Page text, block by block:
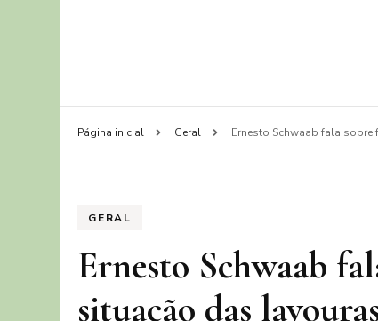
Página inicial Geral Ernesto Schwaab fala sobre
GERAL
Ernesto Schwaab
situação das